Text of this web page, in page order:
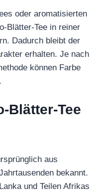
oder aromatisierten
Blätter-Tee in reiner
Dadurch bleibt der
erhalten. Je nach
können Farbe
Blätter-Tee
aus
bekannt.
und Teilen Afrikas